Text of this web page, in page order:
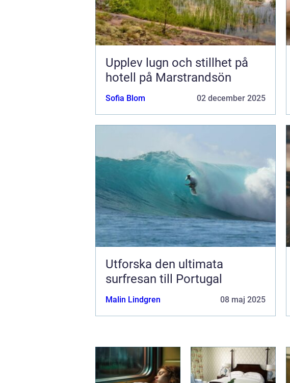
Upplev lugn och stillhet på
hotell på Marstrandsön
Sofia Blom 02 december 2025
Utforska den ultimata
surfresan till Portugal
Malin Lindgren 08 maj 2025